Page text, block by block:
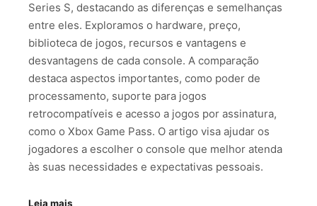
Series S, destacando as diferenças e semelhanças
entre eles. Exploramos o hardware, preço,
biblioteca de jogos, recursos e vantagens e
desvantagens de cada console. A comparação
destaca aspectos importantes, como poder de
processamento, suporte para jogos
retrocompatíveis e acesso a jogos por assinatura,
como o Xbox Game Pass. O artigo visa ajudar os
jogadores a escolher o console que melhor atenda
às suas necessidades e expectativas pessoais.
Leia mais